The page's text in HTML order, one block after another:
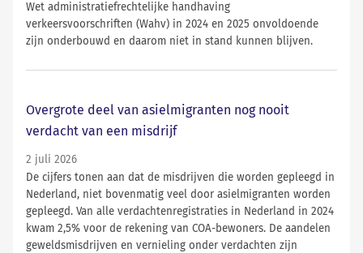
Wet administratiefrechtelijke handhaving
verkeersvoorschriften (Wahv) in 2024 en 2025 onvoldoende
zijn onderbouwd en daarom niet in stand kunnen blijven.
Overgrote deel van asielmigranten nog nooit
verdacht van een misdrijf
2 juli 2026
De cijfers tonen aan dat de misdrijven die worden gepleegd in
Nederland, niet bovenmatig veel door asielmigranten worden
gepleegd. Van alle verdachtenregistraties in Nederland in 2024
kwam 2,5% voor de rekening van COA-bewoners. De aandelen
geweldsmisdrijven en vernieling onder verdachten zijn